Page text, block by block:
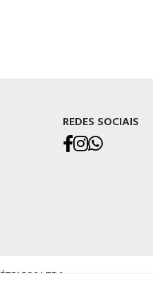
REDES SOCIAIS
LTDA